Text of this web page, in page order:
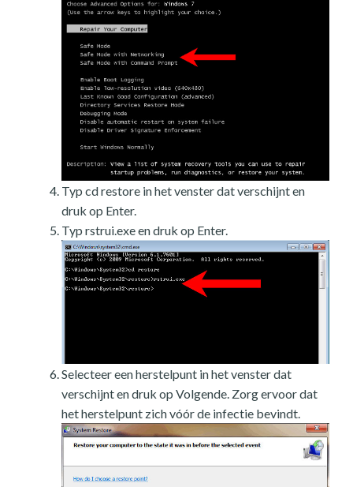
Typ cd restore in het venster dat verschijnt en
druk op Enter.
Typ rstrui.exe en druk op Enter.
Selecteer een herstelpunt in het venster dat
verschijnt en druk op Volgende. Zorg ervoor dat
het herstelpunt zich vóór de infectie bevindt.